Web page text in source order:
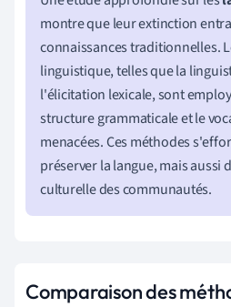
montre que leur extinction
connaissances traditionnelles.
linguistique, telles que la
l'élicitation lexicale, sont
structure grammaticale et le
menacées. Ces méthodes
préserver la langue, mais aussi
culturelle des communautés.
Comparaison des